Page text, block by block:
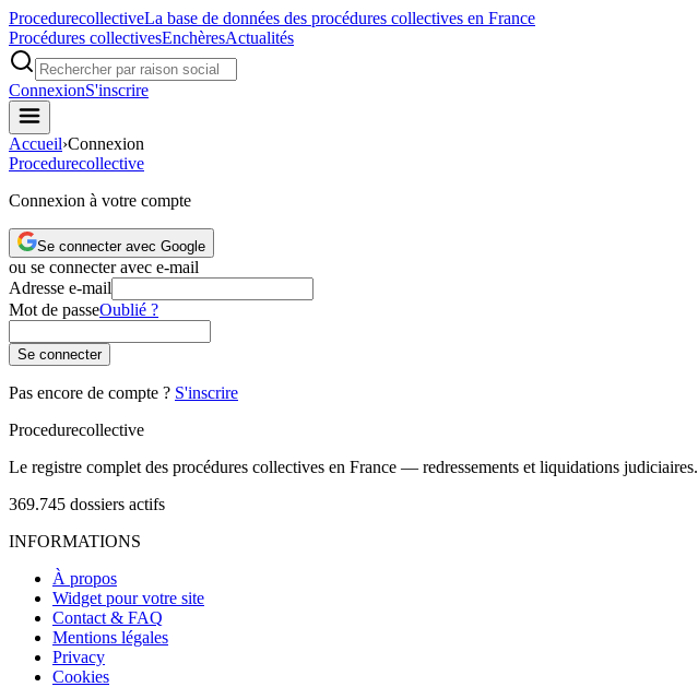
ProcedurecollectiveLa base de données des procédures collectives en France
Procédures collectivesEnchèresActualités
ConnexionS'inscrire
Accueil›Connexion
Procedurecollective
Connexion à votre compte
Se connecter avec Google
ou se connecter avec e-mail
Adresse e-mail
Mot de passeOublié ?
Se connecter
Pas encore de compte ? S'inscrire
Procedurecollective
Le registre complet des procédures collectives en France — redressements et liquidations judiciaires.
369.745 dossiers actifs
INFORMATIONS
À propos
Widget pour votre site
Contact & FAQ
Mentions légales
Privacy
Cookies